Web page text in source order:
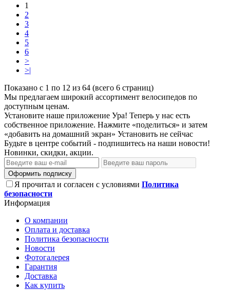
1
2
3
4
5
6
>
>|
Показано с 1 по 12 из 64 (всего 6 страниц)
Мы предлагаем широкий ассортимент велосипедов по
доступным ценам.
Установите наше приложение Ура! Теперь у нас есть
собственное приложение. Нажмите «поделиться» и затем
«добавить на домашний экран» Установить не сейчас
Будьте в центре событий - подпишитесь на наши новости!
Новинки, скидки, акции.
Оформить подписку
Я прочитал и согласен с условиями Политика
безопасности
Информация
О компании
Оплата и доставка
Политика безопасности
Новости
Фотогалерея
Гарантия
Доставка
Как купить